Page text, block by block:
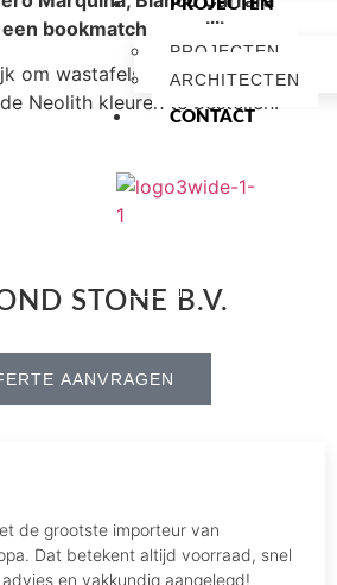
PROJECTEN
PROJECTEN
ARCHITECTEN
CONTACT
bookmatch mogelijk.
om wastafels
Neolith kleuren te bestellen.
STONE B.V.
AANVRAGEN
de grootste importeur van
Dat betekent altijd voorraad, snel
en vakkundig aangelegd!